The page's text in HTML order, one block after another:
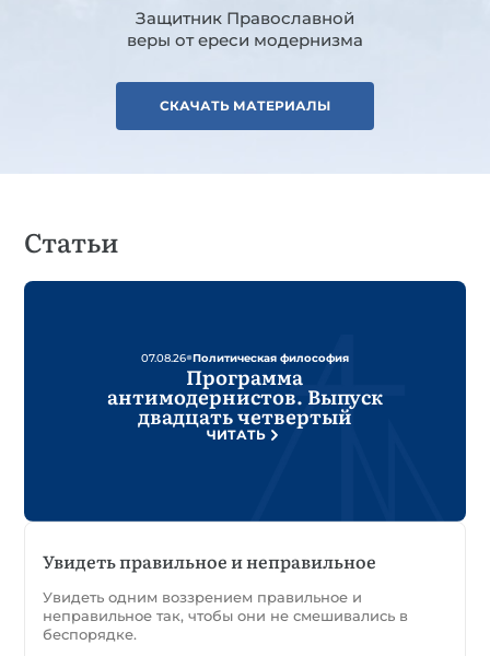
Защитник Православной
веры от ереси модернизма
СКАЧАТЬ МАТЕРИАЛЫ
Статьи
07.08.26 Политическая философия
Программа
антимодернистов. Выпуск
двадцать четвертый
ЧИТАТЬ
Увидеть правильное и неправильное
Увидеть одним воззрением правильное и
неправильное так, чтобы они не смешивались в
беспорядке.